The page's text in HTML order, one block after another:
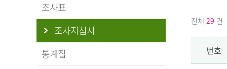
조사표
조사지침서
통계집
전체 29 건
번호